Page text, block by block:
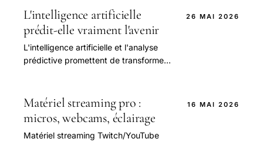
visionnage.
L'intelligence artificielle
prédit-elle vraiment l'avenir
L'intelligence artificielle et l'analyse
prédictive promettent de transformer
26 MAI 2026
Matériel streaming pro :
micros, webcams, éclairage
Matériel streaming Twitch/YouTube
16 MAI 2026